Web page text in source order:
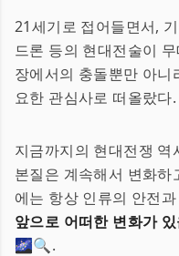
21세기로 접어들면서,
드론 등의 현대전술이
장에서의 충돌뿐만 아
요한 관심사로 떠올랐다.
지금까지의 현대전쟁 역
본질은 계속해서 변화
에는 항상 인류의 안전
앞으로 어떠한 변화가
🌌🔍.